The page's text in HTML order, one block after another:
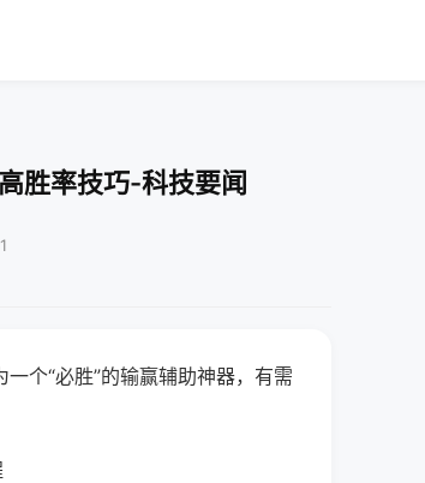
胜率技巧-科技要闻
个“必胜”的输赢辅助神器，有需